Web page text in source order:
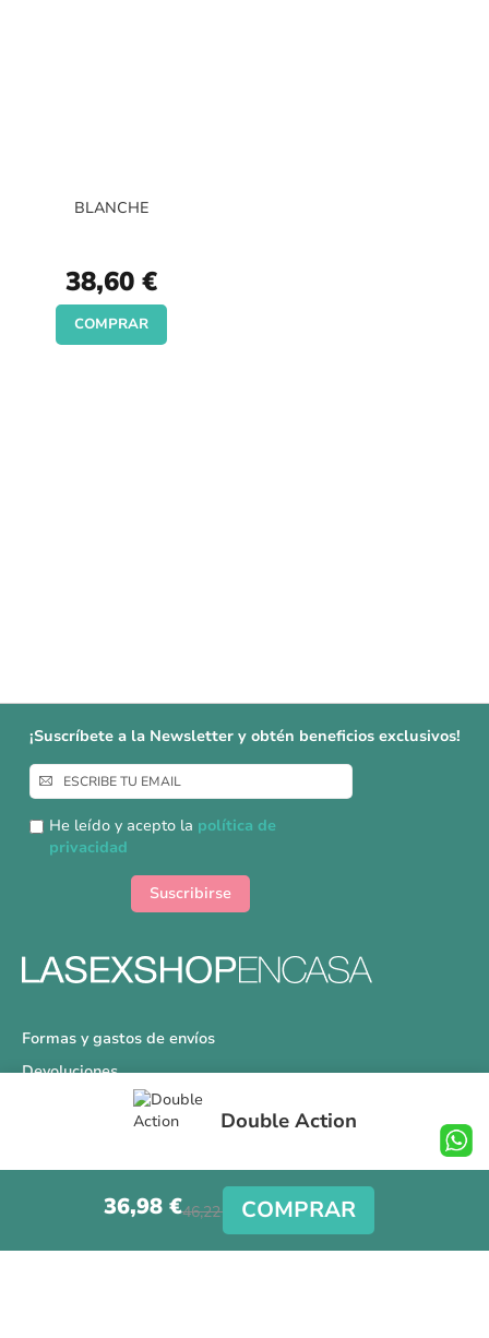
Double Action
36,98 €46,22 € COMPRAR
BLANCHE
38,60 €
COMPRAR
¡Suscríbete a la Newsletter y obtén beneficios exclusivos!
Inscríbase
a
nuestro
boletín
He leído y acepto la política de
privacidad
Suscribirse
Formas y gastos de envíos
Devoluciones
Información Tallas
Nuestra Tienda
Aviso Legal
Síguenos en nuestras redes sociales